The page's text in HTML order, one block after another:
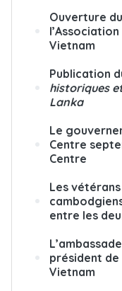
Ouverture
Vietnam
Publication
historiques
Lanka
Le
Centre
Centre
Les
entre les
président de
Vietnam